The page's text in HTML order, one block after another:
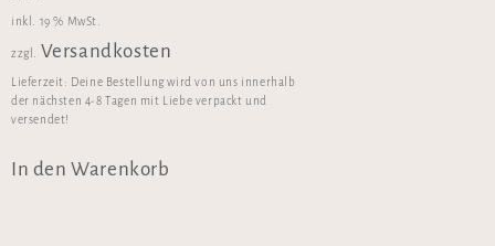
inkl. 19 % MwSt.
zzgl. Versandkosten
Lieferzeit: Deine Bestellung wird von uns innerhalb
der nächsten 4-8 Tagen mit Liebe verpackt und
versendet!
In den Warenkorb